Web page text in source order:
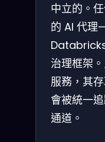
中立的。
的 AI 代理
治理框架
服務，其
會被統一
通道。